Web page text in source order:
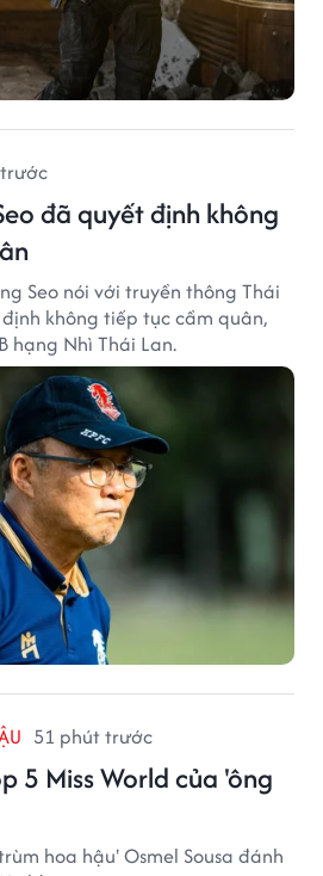
đã quyết định không
Seo nói với truyền thông Thái
không tiếp tục cầm quân,
hạng Nhì Thái Lan.
51 phút trước
5 Miss World của 'ông
hoa hậu' Osmel Sousa đánh